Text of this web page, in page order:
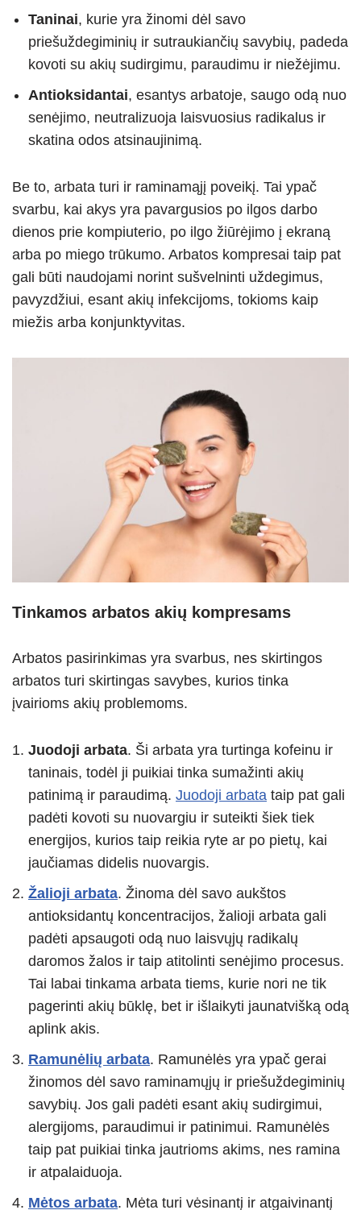
Taninai, kurie yra žinomi dėl savo
priešuždegiminių ir sutraukiančių savybių, padeda
kovoti su akių sudirgimu, paraudimu ir niežėjimu.
Antioksidantai, esantys arbatoje, saugo odą nuo
senėjimo, neutralizuoja laisvuosius radikalus ir
skatina odos atsinaujinimą.
Be to, arbata turi ir raminamąjį poveikį. Tai ypač
svarbu, kai akys yra pavargusios po ilgos darbo
dienos prie kompiuterio, po ilgo žiūrėjimo į ekraną
arba po miego trūkumo. Arbatos kompresai taip pat
gali būti naudojami norint sušvelninti uždegimus,
pavyzdžiui, esant akių infekcijoms, tokioms kaip
miežis arba konjunktyvitas.
Tinkamos arbatos akių kompresams
Arbatos pasirinkimas yra svarbus, nes skirtingos
arbatos turi skirtingas savybes, kurios tinka
įvairioms akių problemoms.
Juodoji arbata. Ši arbata yra turtinga kofeinu ir
taninais, todėl ji puikiai tinka sumažinti akių
patinimą ir paraudimą. Juodoji arbata taip pat gali
padėti kovoti su nuovargiu ir suteikti šiek tiek
energijos, kurios taip reikia ryte ar po pietų, kai
jaučiamas didelis nuovargis.
Žalioji arbata. Žinoma dėl savo aukštos
antioksidantų koncentracijos, žalioji arbata gali
padėti apsaugoti odą nuo laisvųjų radikalų
daromos žalos ir taip atitolinti senėjimo procesus.
Tai labai tinkama arbata tiems, kurie nori ne tik
pagerinti akių būklę, bet ir išlaikyti jaunatvišką odą
aplink akis.
Ramunėlių arbata. Ramunėlės yra ypač gerai
žinomos dėl savo raminamųjų ir priešuždegiminių
savybių. Jos gali padėti esant akių sudirgimui,
alergijoms, paraudimui ir patinimui. Ramunėlės
taip pat puikiai tinka jautrioms akims, nes ramina
ir atpalaiduoja.
Mėtos arbata. Mėta turi vėsinantį ir atgaivinantį